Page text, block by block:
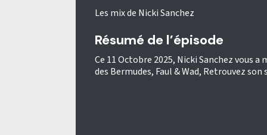
Les mix de Nicki Sanchez
Résumé de l’épisode
Ce 11 Octobre 2025, Nicki Sanchez vous
des Bermudes, Faul & Wad, Retrouvez son